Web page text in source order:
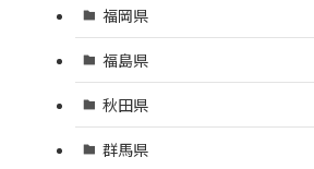
福岡県
福島県
秋田県
群馬県